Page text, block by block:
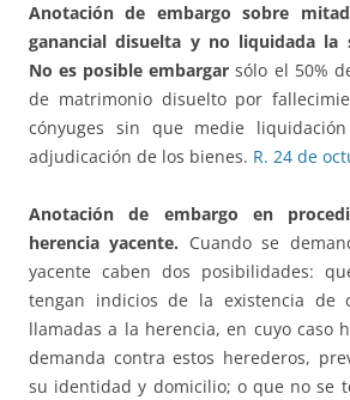
Anotación de embargo sobre
ganancial disuelta y no liquidada la
No es posible embargar sólo el 50%
de matrimonio disuelto por
cónyuges sin que medie
adjudicación de los bienes. R. 24 de
Anotación de embargo en
herencia yacente. Cuando se
yacente caben dos posibilidades:
tengan indicios de la existencia de
llamadas a la herencia, en cuyo caso
demanda contra estos herederos,
su identidad y domicilio; o que no se